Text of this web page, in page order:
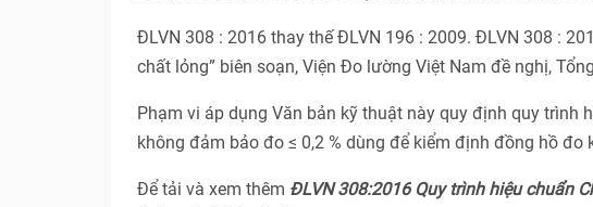
ĐLVN 308 : 2016 thay thế ĐLVN 196 : 2009. ĐLVN 308 :
chất lỏng” biên soạn, Viện Đo lường Việt Nam đề nghị,
Phạm vi áp dụng Văn bản kỹ thuật này quy định quy
không đảm bảo đo ≤ 0,2 % dùng để kiểm định đồng hồ đo
Để tải và xem thêm ĐLVN 308:2016 Quy trình hiệu chuẩn